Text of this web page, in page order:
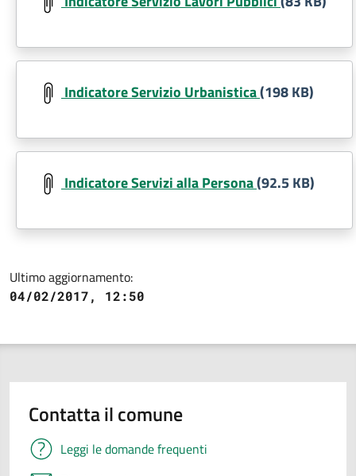
Document
Indicatore Servizio Urbanistica(198 KB)
Document
Indicatore Servizi alla Persona(92.5 KB)
Ultimo aggiornamento:
04/02/2017, 12:50
Contatta il comune
Leggi le domande frequenti